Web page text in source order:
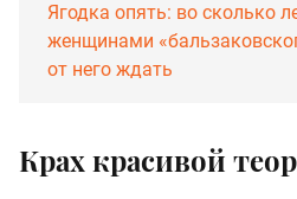
Ягодка опять: во сколько
женщинами
от него ждать
Крах красивой